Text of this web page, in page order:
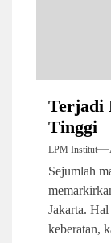
Terjadi
Tinggi
LPM Institut
Sejumlah
Jakarta. Hal
keberatan,